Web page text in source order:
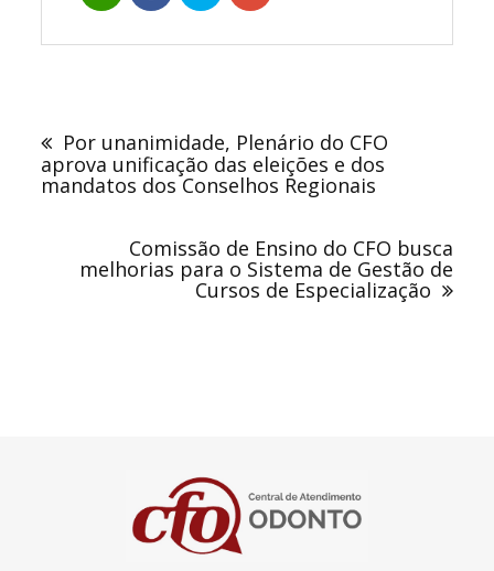
PostPor unanimidade, Plenário do CFO
aprova unificação das eleições e dos
mandatos dos Conselhos Regionais
Comissão de Ensino do CFO busca
melhorias para o Sistema de Gestão de
Cursos de Especialização